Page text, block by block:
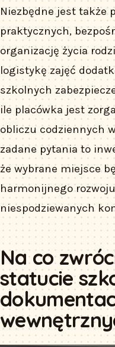
Niezbędne jest także
praktycznych,
organizację życia
logistykę zajęć
szkolnych
ile placówka jest
obliczu codziennych
zadane pytania to
że wybrane miejsce
harmonijnego
niespodziewanych
Na co
statucie